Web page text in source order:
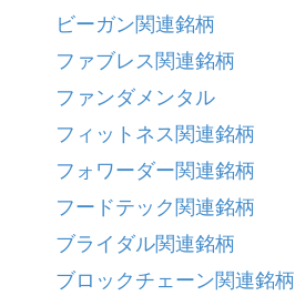
ビーガン関連銘柄
ファブレス関連銘柄
ファンダメンタル
フィットネス関連銘柄
フォワーダー関連銘柄
フードテック関連銘柄
ブライダル関連銘柄
ブロックチェーン関連銘柄